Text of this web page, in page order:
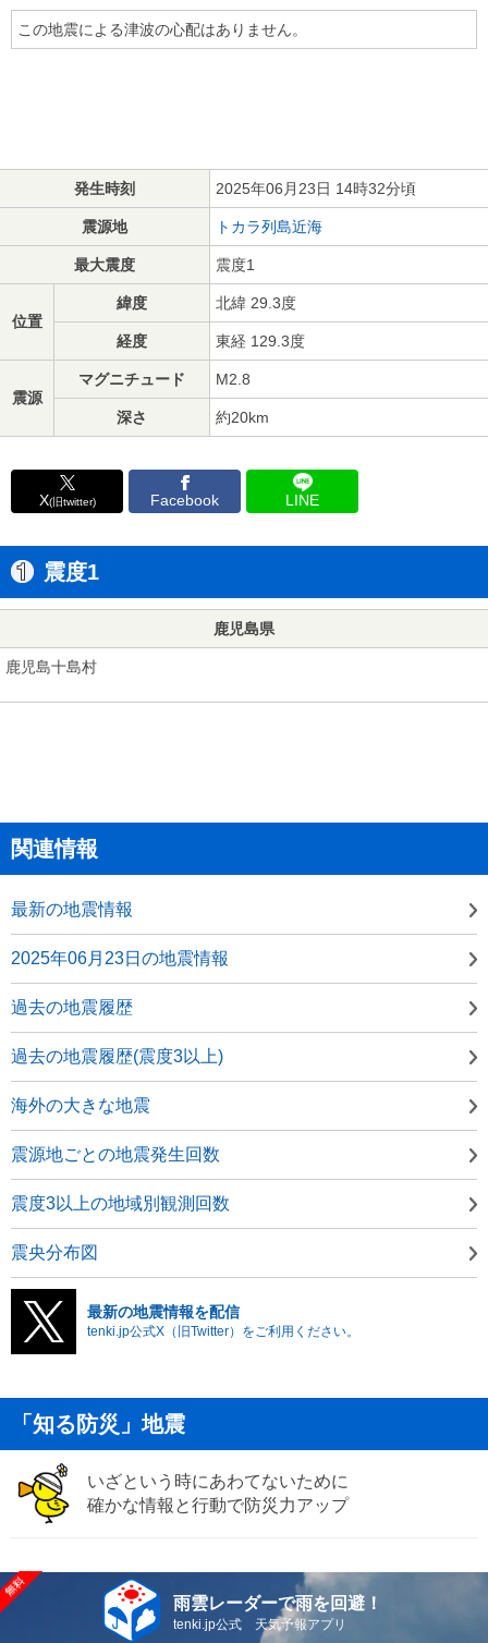
この地震による津波の心配はありません。
発生時刻 2025年06月23日 14時32分頃
震源地 トカラ列島近海
最大震度 震度1
位置
緯度 北緯 29.3度
経度 東経 129.3度
震源
マグニチュード M2.8
深さ 約20km
X(旧twitter) Facebook LINE
震度1
鹿児島県
鹿児島十島村
関連情報
最新の地震情報
2025年06月23日の地震情報
過去の地震履歴
過去の地震履歴(震度3以上)
海外の大きな地震
震源地ごとの地震発生回数
震度3以上の地域別観測回数
震央分布図
最新の地震情報を配信
tenki.jp公式X（旧Twitter）をご利用ください。
「知る防災」地震
いざという時にあわてないために
確かな情報と行動で防災力アップ
雨雲レーダーで雨を回避！
tenki.jp公式 天気予報アプリ